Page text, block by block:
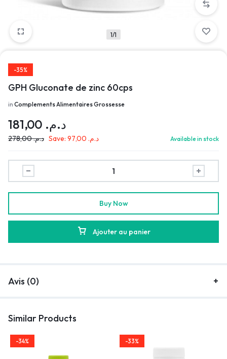
1/1
-35%
GPH Gluconate de zinc 60cps
in Complements Alimentaires Grossesse
د.م.
د.م.278,00 Save: د.م. Available in stock
Ajouter au panier
Buy Now
Avis (0)
Similar Products
-34% -33%